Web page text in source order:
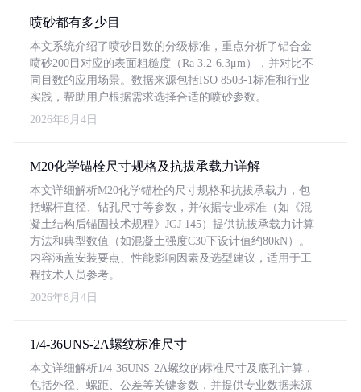
喷砂都有多少目
本文系统介绍了喷砂目数的分级标准，重点分析了铝合金
喷砂200目对应的表面粗糙度（Ra 3.2-6.3μm），并对比不
同目数的应用场景。数据来源包括ISO 8503-1标准和行业
实践，帮助用户根据需求选择合适的喷砂参数。
2026年8月4日
M20化学锚栓尺寸规格及抗拔承载力详解
本文详细解析M20化学锚栓的尺寸规格和抗拔承载力，包
括螺杆直径、钻孔尺寸等参数，并依据专业标准（如《混
凝土结构后锚固技术规程》JGJ 145）提供抗拔承载力计算
方法和典型数值（如混凝土强度C30下设计值约80kN）。
内容涵盖安装要点、性能影响因素及选型建议，适用于工
程技术人员参考。
2026年8月4日
1/4-36UNS-2A螺纹标准尺寸
本文详细解析1/4-36UNS-2A螺纹的标准尺寸及底孔计算，
包括外径、螺距、公差等关键参数，并提供专业数据来源